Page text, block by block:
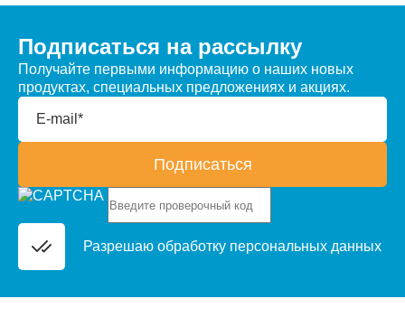
Подписаться на рассылку
Получайте первыми информацию о наших новых
продуктах, специальных предложениях и акциях.
E-mail*
Подписаться
Разрешаю обработку персональных данных